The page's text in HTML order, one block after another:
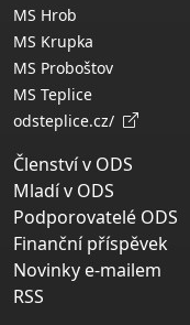
MS Hrob
MS Krupka
MS Proboštov
MS Teplice
odsteplice.cz/
Členství v ODS
Mladí v ODS
Podporovatelé ODS
Finanční příspěvek
Novinky e-mailem
RSS